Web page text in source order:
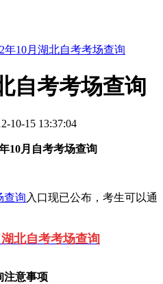
年10月湖北自考考场查询
自考考场查询
10-15 13:37:04
10月 自考考场查询
查询 入口现已公布，考生可以通
北自考考场查询
注意事项